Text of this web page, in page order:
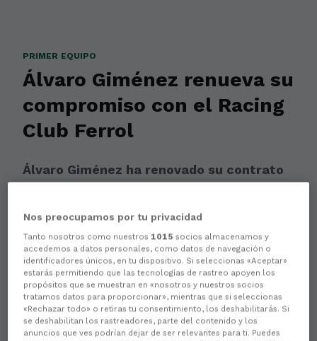
PRIMER EQUIPO
Álvaro Giménez renueva su
compromiso con el Racing
Club Ferrol
Álvaro Giménez ha renovado su contrato
con el Racing Club Ferrol. El delantero
temporada
Nos preocupamos por tu privacidad
Tanto nosotros como nuestros 1015 socios almacenamos y
accedemos a datos personales, como datos de navegación o
identificadores únicos, en tu dispositivo. Si seleccionas «Aceptar»
estarás permitiendo que las tecnologías de rastreo apoyen los
propósitos que se muestran en «nosotros y nuestros socios
tratamos datos para proporcionar», mientras que si seleccionas
«Rechazar todo» o retiras tu consentimiento, los deshabilitarás. Si
se deshabilitan los rastreadores, parte del contenido y los
anuncios que ves podrían dejar de ser relevantes para ti. Puedes